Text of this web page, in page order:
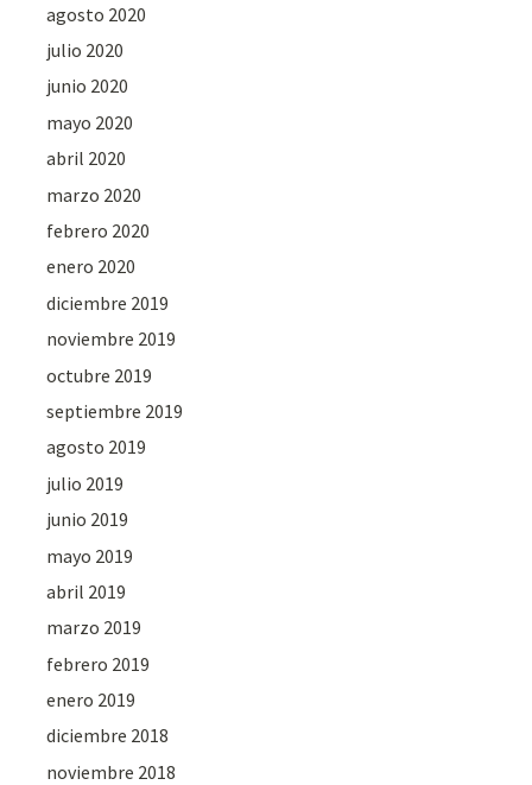
agosto 2020
julio 2020
junio 2020
mayo 2020
abril 2020
marzo 2020
febrero 2020
enero 2020
diciembre 2019
noviembre 2019
octubre 2019
septiembre 2019
agosto 2019
julio 2019
junio 2019
mayo 2019
abril 2019
marzo 2019
febrero 2019
enero 2019
diciembre 2018
noviembre 2018